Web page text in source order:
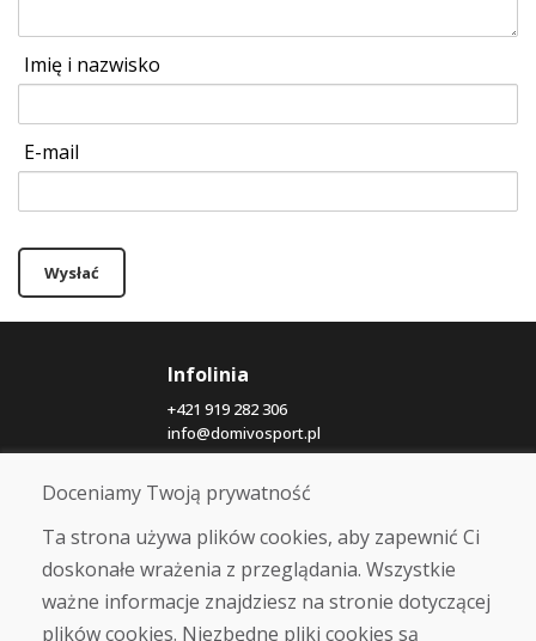
Imię i nazwisko
E-mail
Wysłać
Infolinia
+421 919 282 306
info@domivosport.pl
O nas
Blog
O nas
Sklep
Kontakt
Doceniamy Twoją prywatność
Ta strona używa plików cookies, aby zapewnić Ci
doskonałe wrażenia z przeglądania. Wszystkie
ważne informacje znajdziesz na stronie dotyczącej
plików cookies. Niezbędne pliki cookies są